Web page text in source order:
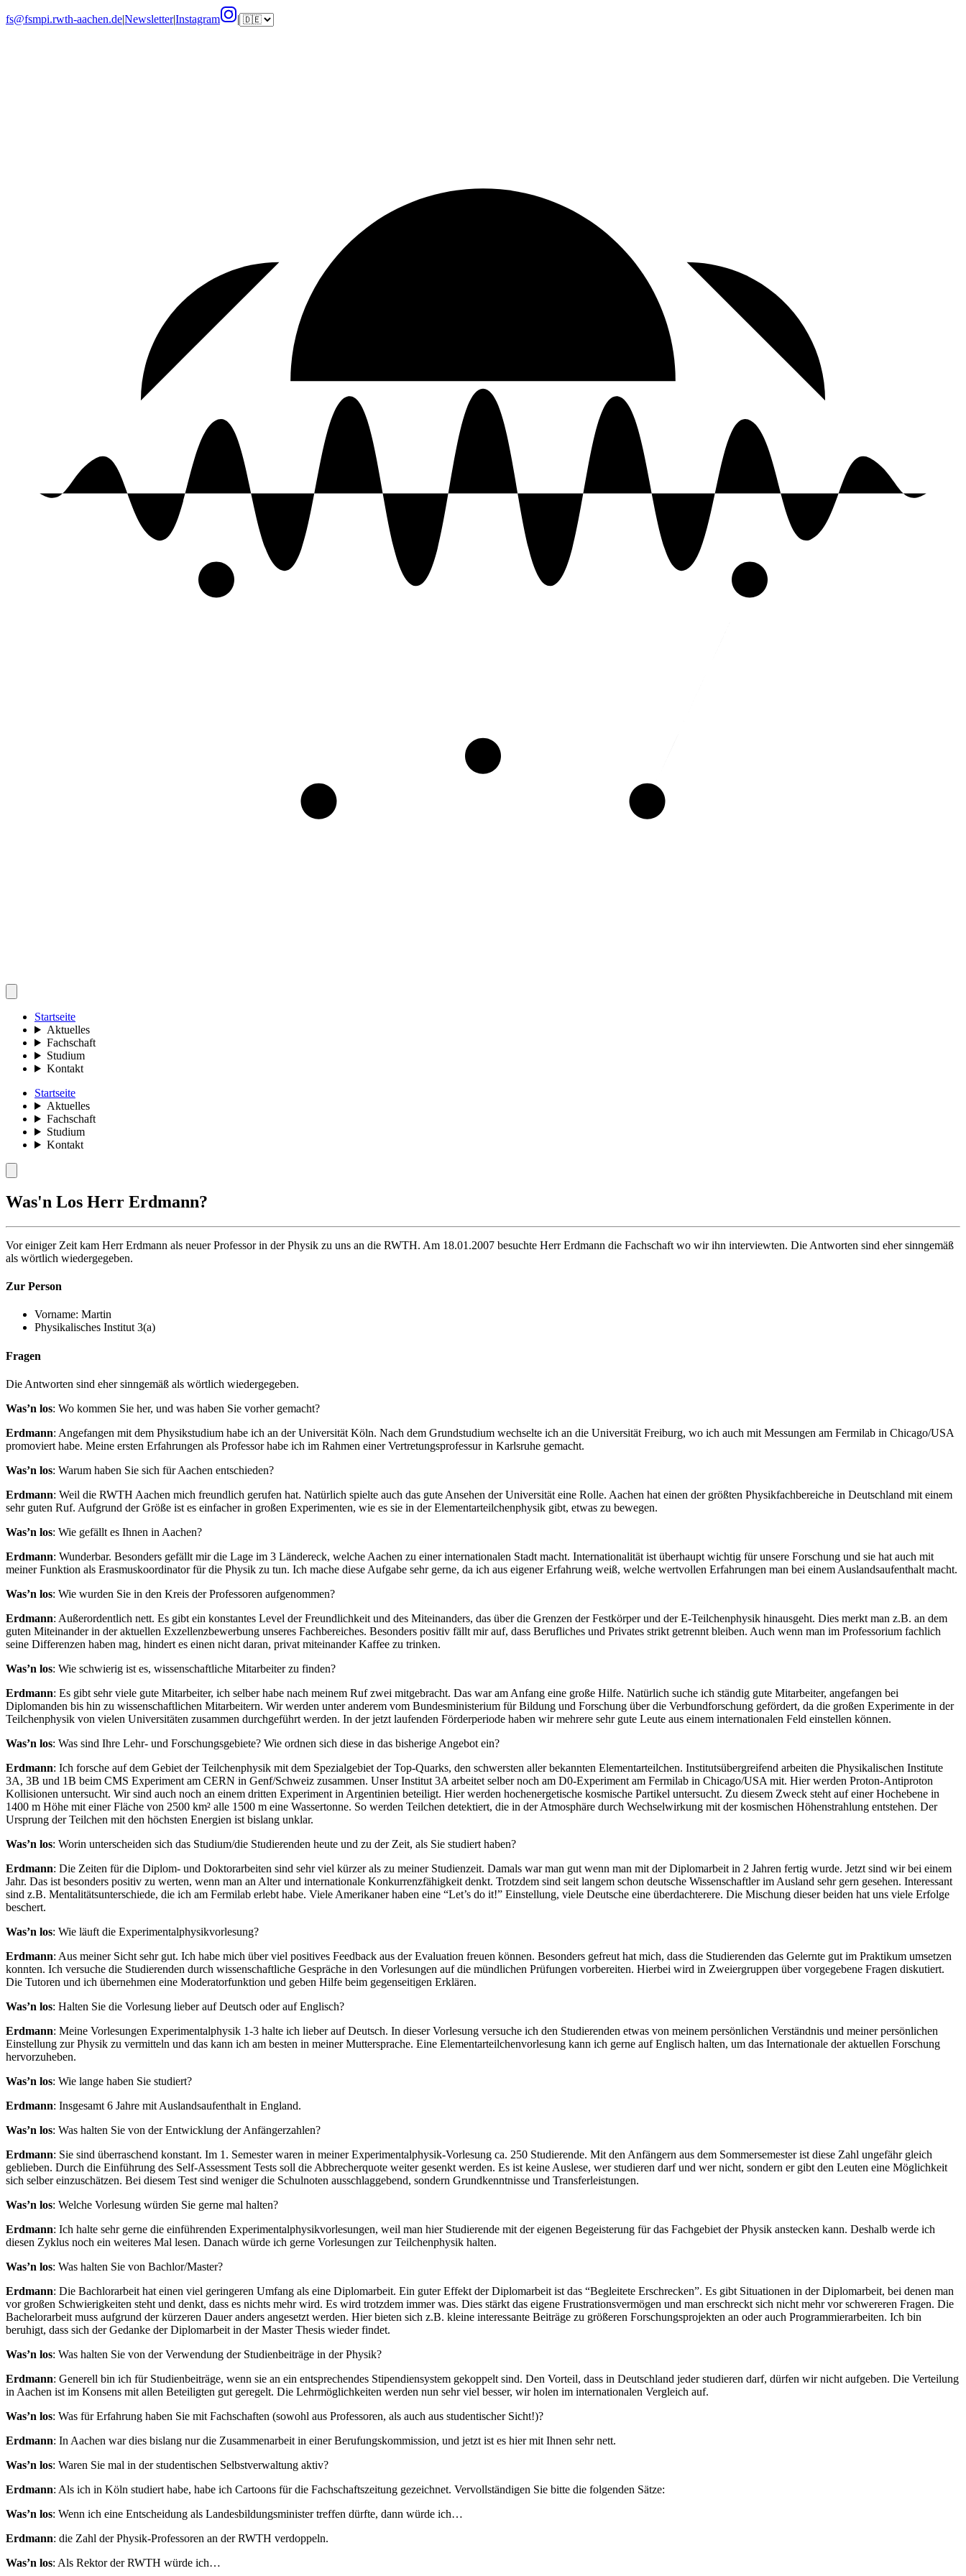
fs@fsmpi.rwth-aachen.de|Newsletter|Instagram |
Startseite
Aktuelles
Fachschaft
Studium
Kontakt
Startseite
Aktuelles
Fachschaft
Studium
Kontakt
Was'n Los Herr Erdmann?
Vor einiger Zeit kam Herr Erdmann als neuer Professor in der Physik zu uns an die RWTH. Am 18.01.2007 besuchte Herr Erdmann die Fachschaft wo wir ihn interviewten. Die Antworten sind eher sinngemäß
als wörtlich wiedergegeben.
Zur Person
Vorname: Martin
Physikalisches Institut 3(a)
Fragen
Die Antworten sind eher sinngemäß als wörtlich wiedergegeben.
Was’n los: Wo kommen Sie her, und was haben Sie vorher gemacht?
Erdmann: Angefangen mit dem Physikstudium habe ich an der Universität Köln. Nach dem Grundstudium wechselte ich an die Universität Freiburg, wo ich auch mit Messungen am Fermilab in Chicago/USA
promoviert habe. Meine ersten Erfahrungen als Professor habe ich im Rahmen einer Vertretungsprofessur in Karlsruhe gemacht.
Was’n los: Warum haben Sie sich für Aachen entschieden?
Erdmann: Weil die RWTH Aachen mich freundlich gerufen hat. Natürlich spielte auch das gute Ansehen der Universität eine Rolle. Aachen hat einen der größten Physikfachbereiche in Deutschland mit einem
sehr guten Ruf. Aufgrund der Größe ist es einfacher in großen Experimenten, wie es sie in der Elementarteilchenphysik gibt, etwas zu bewegen.
Was’n los: Wie gefällt es Ihnen in Aachen?
Erdmann: Wunderbar. Besonders gefällt mir die Lage im 3 Ländereck, welche Aachen zu einer internationalen Stadt macht. Internationalität ist überhaupt wichtig für unsere Forschung und sie hat auch mit
meiner Funktion als Erasmuskoordinator für die Physik zu tun. Ich mache diese Aufgabe sehr gerne, da ich aus eigener Erfahrung weiß, welche wertvollen Erfahrungen man bei einem Auslandsaufenthalt macht.
Was’n los: Wie wurden Sie in den Kreis der Professoren aufgenommen?
Erdmann: Außerordentlich nett. Es gibt ein konstantes Level der Freundlichkeit und des Miteinanders, das über die Grenzen der Festkörper und der E-Teilchenphysik hinausgeht. Dies merkt man z.B. an dem
guten Miteinander in der aktuellen Exzellenzbewerbung unseres Fachbereiches. Besonders positiv fällt mir auf, dass Berufliches und Privates strikt getrennt bleiben. Auch wenn man im Professorium fachlich
seine Differenzen haben mag, hindert es einen nicht daran, privat miteinander Kaffee zu trinken.
Was’n los: Wie schwierig ist es, wissenschaftliche Mitarbeiter zu finden?
Erdmann: Es gibt sehr viele gute Mitarbeiter, ich selber habe nach meinem Ruf zwei mitgebracht. Das war am Anfang eine große Hilfe. Natürlich suche ich ständig gute Mitarbeiter, angefangen bei
Diplomanden bis hin zu wissenschaftlichen Mitarbeitern. Wir werden unter anderem vom Bundesministerium für Bildung und Forschung über die Verbundforschung gefördert, da die großen Experimente in der
Teilchenphysik von vielen Universitäten zusammen durchgeführt werden. In der jetzt laufenden Förderperiode haben wir mehrere sehr gute Leute aus einem internationalen Feld einstellen können.
Was’n los: Was sind Ihre Lehr- und Forschungsgebiete? Wie ordnen sich diese in das bisherige Angebot ein?
Erdmann: Ich forsche auf dem Gebiet der Teilchenphysik mit dem Spezialgebiet der Top-Quarks, den schwersten aller bekannten Elementarteilchen. Institutsübergreifend arbeiten die Physikalischen Institute
3A, 3B und 1B beim CMS Experiment am CERN in Genf/Schweiz zusammen. Unser Institut 3A arbeitet selber noch am D0-Experiment am Fermilab in Chicago/USA mit. Hier werden Proton-Antiproton
Kollisionen untersucht. Wir sind auch noch an einem dritten Experiment in Argentinien beteiligt. Hier werden hochenergetische kosmische Partikel untersucht. Zu diesem Zweck steht auf einer Hochebene in
1400 m Höhe mit einer Fläche von 2500 km² alle 1500 m eine Wassertonne. So werden Teilchen detektiert, die in der Atmosphäre durch Wechselwirkung mit der kosmischen Höhenstrahlung entstehen. Der
Ursprung der Teilchen mit den höchsten Energien ist bislang unklar.
Was’n los: Worin unterscheiden sich das Studium/die Studierenden heute und zu der Zeit, als Sie studiert haben?
Erdmann: Die Zeiten für die Diplom- und Doktorarbeiten sind sehr viel kürzer als zu meiner Studienzeit. Damals war man gut wenn man mit der Diplomarbeit in 2 Jahren fertig wurde. Jetzt sind wir bei einem
Jahr. Das ist besonders positiv zu werten, wenn man an Alter und internationale Konkurrenzfähigkeit denkt. Trotzdem sind seit langem schon deutsche Wissenschaftler im Ausland sehr gern gesehen. Interessant
sind z.B. Mentalitätsunterschiede, die ich am Fermilab erlebt habe. Viele Amerikaner haben eine “Let’s do it!” Einstellung, viele Deutsche eine überdachterere. Die Mischung dieser beiden hat uns viele Erfolge
beschert.
Was’n los: Wie läuft die Experimentalphysikvorlesung?
Erdmann: Aus meiner Sicht sehr gut. Ich habe mich über viel positives Feedback aus der Evaluation freuen können. Besonders gefreut hat mich, dass die Studierenden das Gelernte gut im Praktikum umsetzen
konnten. Ich versuche die Studierenden durch wissenschaftliche Gespräche in den Vorlesungen auf die mündlichen Prüfungen vorbereiten. Hierbei wird in Zweiergruppen über vorgegebene Fragen diskutiert.
Die Tutoren und ich übernehmen eine Moderatorfunktion und geben Hilfe beim gegenseitigen Erklären.
Was’n los: Halten Sie die Vorlesung lieber auf Deutsch oder auf Englisch?
Erdmann: Meine Vorlesungen Experimentalphysik 1-3 halte ich lieber auf Deutsch. In dieser Vorlesung versuche ich den Studierenden etwas von meinem persönlichen Verständnis und meiner persönlichen
Einstellung zur Physik zu vermitteln und das kann ich am besten in meiner Muttersprache. Eine Elementarteilchenvorlesung kann ich gerne auf Englisch halten, um das Internationale der aktuellen Forschung
hervorzuheben.
Was’n los: Wie lange haben Sie studiert?
Erdmann: Insgesamt 6 Jahre mit Auslandsaufenthalt in England.
Was’n los: Was halten Sie von der Entwicklung der Anfängerzahlen?
Erdmann: Sie sind überraschend konstant. Im 1. Semester waren in meiner Experimentalphysik-Vorlesung ca. 250 Studierende. Mit den Anfängern aus dem Sommersemester ist diese Zahl ungefähr gleich
geblieben. Durch die Einführung des Self-Assessment Tests soll die Abbrecherquote weiter gesenkt werden. Es ist keine Auslese, wer studieren darf und wer nicht, sondern er gibt den Leuten eine Möglichkeit
sich selber einzuschätzen. Bei diesem Test sind weniger die Schulnoten ausschlaggebend, sondern Grundkenntnisse und Transferleistungen.
Was’n los: Welche Vorlesung würden Sie gerne mal halten?
Erdmann: Ich halte sehr gerne die einführenden Experimentalphysikvorlesungen, weil man hier Studierende mit der eigenen Begeisterung für das Fachgebiet der Physik anstecken kann. Deshalb werde ich
diesen Zyklus noch ein weiteres Mal lesen. Danach würde ich gerne Vorlesungen zur Teilchenphysik halten.
Was’n los: Was halten Sie von Bachlor/Master?
Erdmann: Die Bachlorarbeit hat einen viel geringeren Umfang als eine Diplomarbeit. Ein guter Effekt der Diplomarbeit ist das “Begleitete Erschrecken”. Es gibt Situationen in der Diplomarbeit, bei denen man
vor großen Schwierigkeiten steht und denkt, dass es nichts mehr wird. Es wird trotzdem immer was. Dies stärkt das eigene Frustrationsvermögen und man erschreckt sich nicht mehr vor schwereren Fragen. Die
Bachelorarbeit muss aufgrund der kürzeren Dauer anders angesetzt werden. Hier bieten sich z.B. kleine interessante Beiträge zu größeren Forschungsprojekten an oder auch Programmierarbeiten. Ich bin
beruhigt, dass sich der Gedanke der Diplomarbeit in der Master Thesis wieder findet.
Was’n los: Was halten Sie von der Verwendung der Studienbeiträge in der Physik?
Erdmann: Generell bin ich für Studienbeiträge, wenn sie an ein entsprechendes Stipendiensystem gekoppelt sind. Den Vorteil, dass in Deutschland jeder studieren darf, dürfen wir nicht aufgeben. Die Verteilung
in Aachen ist im Konsens mit allen Beteiligten gut geregelt. Die Lehrmöglichkeiten werden nun sehr viel besser, wir holen im internationalen Vergleich auf.
Was’n los: Was für Erfahrung haben Sie mit Fachschaften (sowohl aus Professoren, als auch aus studentischer Sicht!)?
Erdmann: In Aachen war dies bislang nur die Zusammenarbeit in einer Berufungskommission, und jetzt ist es hier mit Ihnen sehr nett.
Was’n los: Waren Sie mal in der studentischen Selbstverwaltung aktiv?
Erdmann: Als ich in Köln studiert habe, habe ich Cartoons für die Fachschaftszeitung gezeichnet. Vervollständigen Sie bitte die folgenden Sätze:
Was’n los: Wenn ich eine Entscheidung als Landesbildungsminister treffen dürfte, dann würde ich…
Erdmann: die Zahl der Physik-Professoren an der RWTH verdoppeln.
Was’n los: Als Rektor der RWTH würde ich…